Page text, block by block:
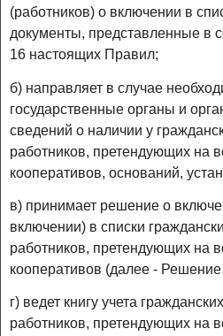
(работников) о включении в
документы, представленные в
16 настоящих Правил;
б) направляет в случае
государственные органы и
сведений о наличии у
работников, претендующих на
кооперативов, оснований,
в) принимает решение о
включении) в списки
работников, претендующих на
кооперативов (далее -
г) ведет книгу учета
работников, претендующих на